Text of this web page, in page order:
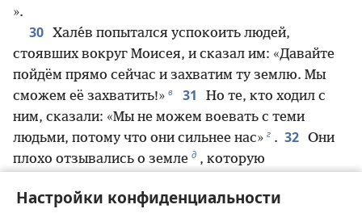
Настройки конфиденциальности
».
30 Хале́в попытался успокоить людей,
стоявших вокруг Моисея, и сказал им: «Давайте
пойдём прямо сейчас и захватим ту землю. Мы
сможем её захватить!» в 31
Но те, кто ходил с
ним, сказали: «Мы не можем воевать с теми
людьми, потому что они сильнее нас» г . 32 Они
плохо отзывались о земле д , которую
ходили осматривать, пожирает тех, кто в ней